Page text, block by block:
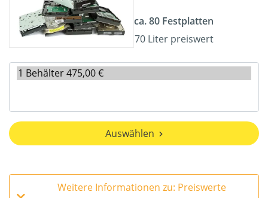
ca. 80 Festplatten
70 Liter preiswert
Auswählen
Weitere Informationen zu: Preiswerte